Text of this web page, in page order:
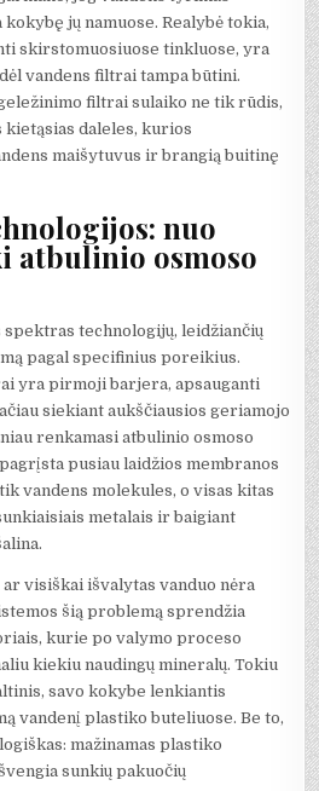
jų namuose. Realybė tokia,
skirstomuosiuose tinkluose, yra
vandens filtrai tampa būtini.
filtrai sulaiko ne tik rūdis,
daleles, kurios
maišytuvus ir brangią buitinę
nuo
atbulinio osmoso
technologijų, leidžiančių
pagal specifinius poreikius.
yra pirmoji barjera, apsauganti
siekiant aukščiausios geriamojo
renkamasi atbulinio osmoso
pusiau laidžios membranos
vandens molekules, o visas kitas
metalais ir baigiant
visiškai išvalytas vanduo nėra
šią problemą sprendžia
kurie po valymo proceso
kiekiu naudingų mineralų. Tokiu
savo kokybe lenkiantis
vandenį plastiko buteliuose. Be to,
mažinamas plastiko
sunkių pakuočių